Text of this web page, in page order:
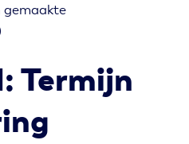
gemaakte
Termijn